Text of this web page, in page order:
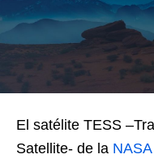
El satélite TESS
Satellite- de la NASA